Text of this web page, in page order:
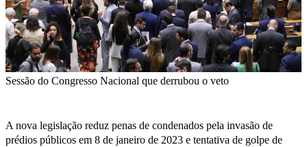
Sessão do Congresso Nacional que derrubou o veto
A nova legislação reduz penas de condenados pela invasão de
prédios públicos em 8 de janeiro de 2023 e tentativa de golpe de